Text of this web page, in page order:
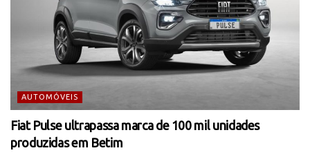
AUTOMÓVEIS
Fiat Pulse ultrapassa marca de 100 mil unidades
produzidas em Betim